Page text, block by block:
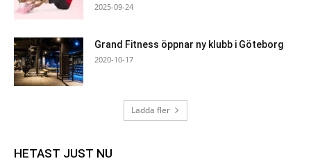
2025-09-24
Grand Fitness öppnar ny klubb i Göteborg
2020-10-17
Ladda fler
HETAST JUST NU